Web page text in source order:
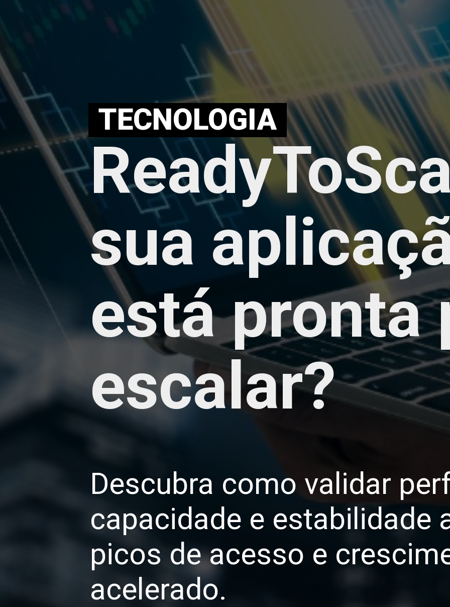
TECNOLOGIA
sua
está pronta
escalar?
Descubra como validar
capacidade e estabilidade
picos de acesso e
acelerado.